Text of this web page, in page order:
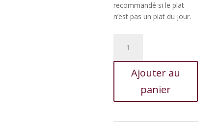
recommandé si le plat
n’est pas un plat du jour.
Filet
mignonAjouter au
panier